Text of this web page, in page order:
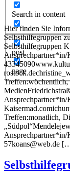
Search in content
post
page
Hier finden Sie
Selbsthilfegruppen
Selbsthilfegruppen
Ansprechpartner*in/
Treffen:monatlich,
57koans@web.de